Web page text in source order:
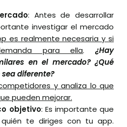
: Antes de desarrollar
investigar el mercado
es realmente necesaria y si
para ella.¿Hay
en el mercado? ¿Qué
diferente?
y analiza lo que
pueden mejorar.
objetivo: Es importante que
te diriges con tu app.